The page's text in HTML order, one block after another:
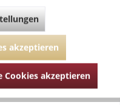
orange-S
akzeptieren
Cookies akzeptieren